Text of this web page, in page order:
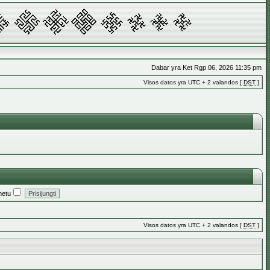
Dabar yra Ket Rgp 06, 2026 11:35 pm
Visos datos yra UTC + 2 valandos [ DST ]
Visos datos yra UTC + 2 valandos [ DST ]